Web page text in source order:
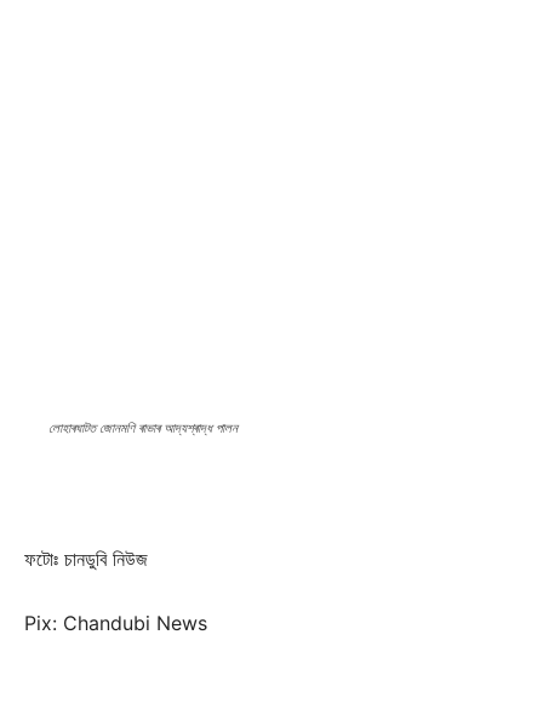
লোহাৰঘাটত জোনমণি ৰাভাৰ আদ্যশ্ৰাদ্ধ পালন
ফটোঃ চানডুবি নিউজ
Pix: Chandubi News